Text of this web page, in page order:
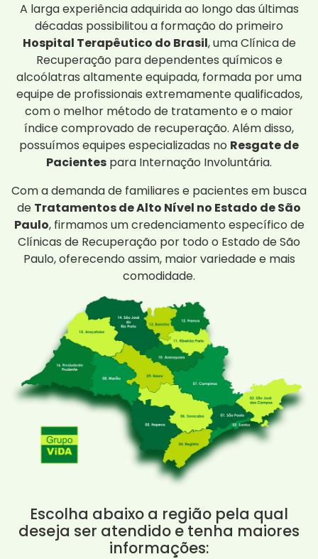
A larga experiência adquirida ao longo das últimas
décadas possibilitou a formação do primeiro
Hospital Terapêutico do Brasil, uma Clínica de
Recuperação para dependentes químicos e
alcoólatras altamente equipada, formada por uma
equipe de profissionais extremamente qualificados,
com o melhor método de tratamento e o maior
índice comprovado de recuperação. Além disso,
possuímos equipes especializadas no Resgate de
Pacientes para Internação Involuntária.
Com a demanda de familiares e pacientes em busca
de Tratamentos de Alto Nível no Estado de São
Paulo, firmamos um credenciamento específico de
Clínicas de Recuperação por todo o Estado de São
Paulo, oferecendo assim, maior variedade e mais
comodidade.
Escolha abaixo a região pela qual
deseja ser atendido e tenha maiores
informações: